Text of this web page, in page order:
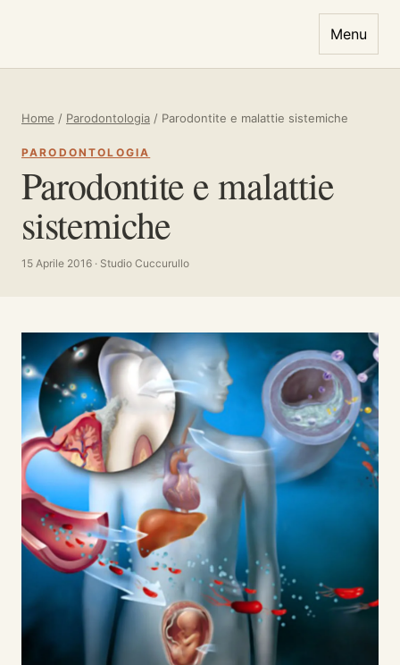
Menu
Home / Parodontologia / Parodontite e malattie sistemiche
PARODONTOLOGIA
Parodontite e malattie
sistemiche
15 Aprile 2016 · Studio Cuccurullo